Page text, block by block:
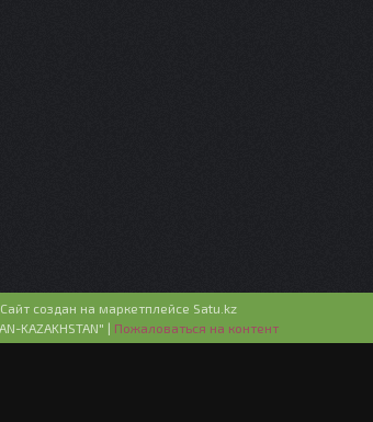
Сайт создан на маркетплейсе Satu.kz
ТОО "TAN-KAZAKHSTAN" | Пожаловаться на контент